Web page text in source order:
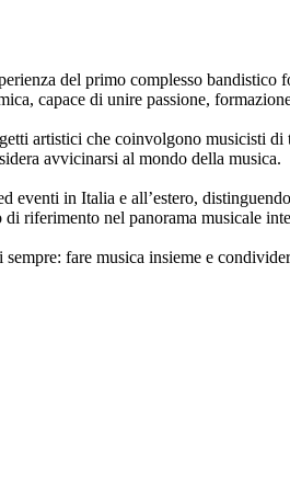
del primo complesso bandistico
capace di unire passione,
artistici che coinvolgono musicisti
avvicinarsi al mondo della musica.
in Italia e all’estero,
riferimento nel panorama musicale
fare musica insieme e